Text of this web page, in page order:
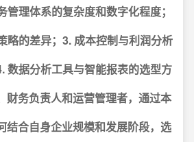
管理体系的复杂度和数字化程度；
略的差异；3. 成本控制与利润分析
数据分析工具与智能报表的选型方
财务负责人和运营管理者，通过本
结合自身企业规模和发展阶段，选